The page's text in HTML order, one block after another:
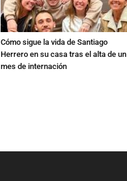
Cómo sigue la vida de Santiago
Herrero en su casa tras el alta de un
mes de internación